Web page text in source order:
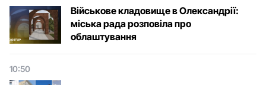
Військове кладовище в Олександрії:
міська рада розповіла про
облаштування
10:50